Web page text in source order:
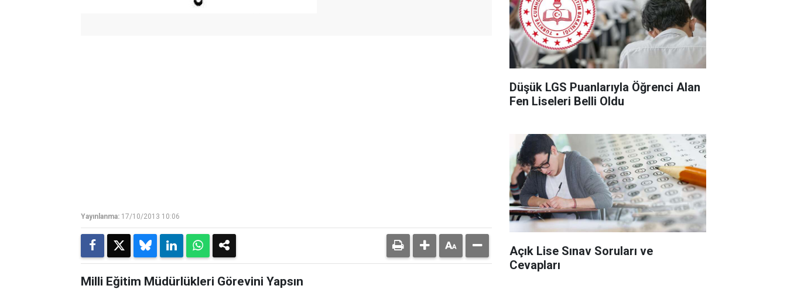
Yayınlanma: 17/10/2013 10:06
Milli Eğitim Müdürlükleri Görevini Yapsın
Düşük LGS Puanlarıyla Öğrenci Alan
Fen Liseleri Belli Oldu
Açık Lise Sınav Soruları ve
Cevapları